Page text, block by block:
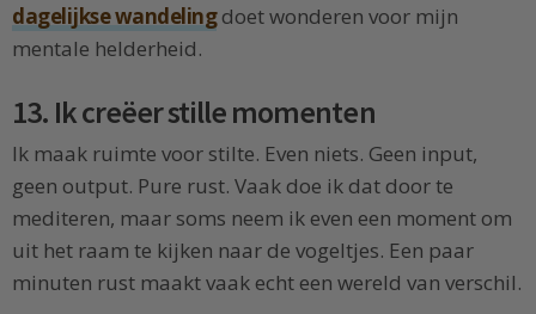
dagelijkse wandelingdoet wonderen voor mijn
mentale helderheid.
13. Ik creëer stille momenten
Ik maak ruimte voor stilte. Even niets. Geen input,
geen output. Pure rust. Vaak doe ik dat door te
mediteren, maar soms neem ik even een moment om
uit het raam te kijken naar de vogeltjes. Een paar
minuten rust maakt vaak echt een wereld van verschil.